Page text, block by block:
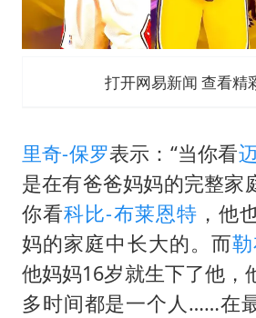
打开网易新闻 查看精
里奇-保罗表示：“当你看
是在有爸爸妈妈的完整家
你看科比-布莱恩特 ，他
妈的家庭中长大的。而
他妈妈16岁就生下了他，
多时间都是一个人……在